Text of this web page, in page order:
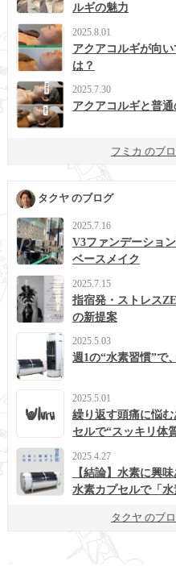
ルギの魅力
2025.8.01
アクアコルギが向
は？
2025.7.30
アクアコルギと普
フミカ のブ
タクヤ のブログ
2025.7.16
V3ファンデーショ
ベースメイク
2025.7.15
指宿発・ストレス
の新提案
2025.5.03
週1の“水素習慣”で
2025.5.01
繰り返す頭痛に悩
セルで“スッキリ体
2025.4.27
【結論】水素に興
水素カプセルで「水
タクヤ のブ